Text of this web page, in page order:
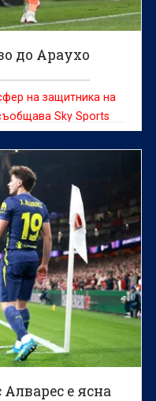
до Араухо
на защитника на
Sky Sports
е ясна